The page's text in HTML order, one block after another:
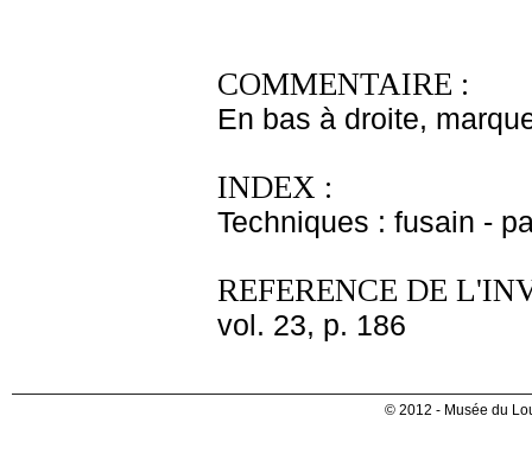
COMMENTAIRE :
En bas à droite,
INDEX :
Techniques : fusain -
REFERENCE DE
vol. 23, p. 186
© 2012 - Musée du